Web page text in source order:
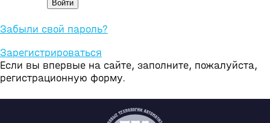
Забыли свой пароль?
Зарегистрироваться
Если вы впервые на сайте, заполните, пожалуйста,
регистрационную форму.